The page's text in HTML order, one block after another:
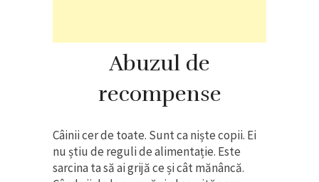
Abuzul de
recompense
Câinii cer de toate. Sunt ca niște copii. Ei
nu știu de reguli de alimentație. Este
sarcina ta să ai grijă ce și cât mănâncă.